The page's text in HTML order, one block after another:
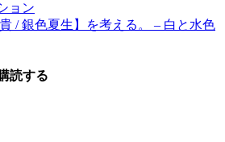
ョン
/ 銀色夏生】を考える。 – 白と水色
読する